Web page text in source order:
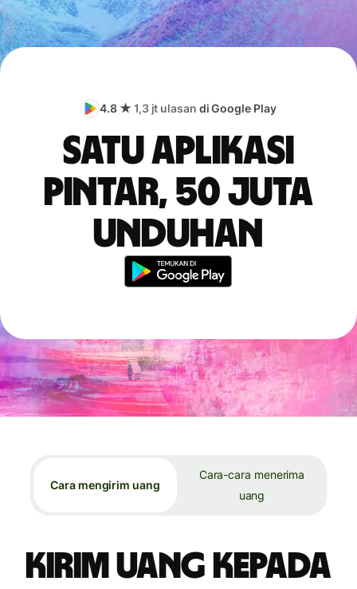
4.8 ★ 1,3 jt ulasan di Google Play
Satu aplikasi
pintar, 50 juta
unduhan
Cara mengirim uang
Cara-cara menerima
uang
Kirim uang kepada